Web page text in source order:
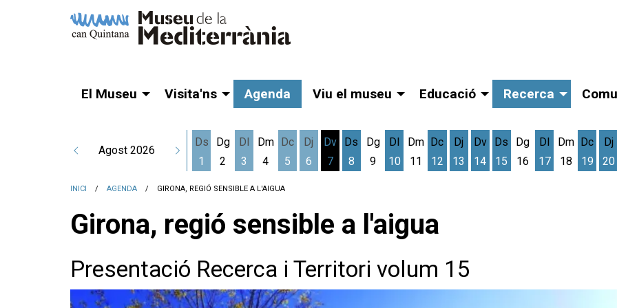
El Museu Visita'ns Agenda Viu el museu Educació Recerca
Agost 2026
Ds
1
Dg
2
Dl
3
Dm
4
Dc
5
Dj
6
Dv
7
Ds
8
Dg
9
Dl
10
Dm
11
Dc
12
Dj
13
Dv
14
Ds
15
Dg
16
Dl
17
Dm
18
Dc
19
Dj
20
INICI AGENDA GIRONA, REGIÓ SENSIBLE A L'AIGUA
Girona, regió sensible a l'aigua
Presentació Recerca i Territori volum 15